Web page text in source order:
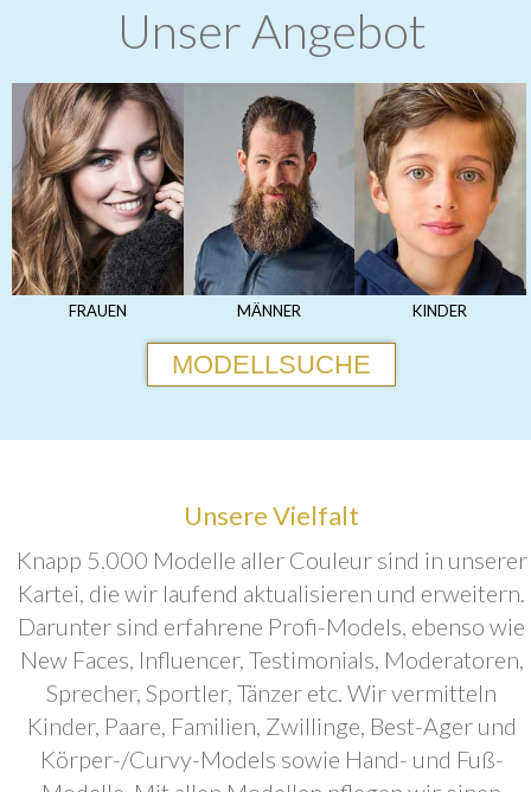
Unser Angebot
FRAUEN MÄNNER KINDER
MODELLSUCHE
Unsere Vielfalt
Knapp 5.000 Modelle aller Couleur sind in unserer
Kartei, die wir laufend aktualisieren und erweitern.
Darunter sind erfahrene Profi-Models, ebenso wie
New Faces, Influencer, Testimonials, Moderatoren,
Sprecher, Sportler, Tänzer etc. Wir vermitteln
Kinder, Paare, Familien, Zwillinge, Best-Ager und
Körper-/Curvy-Models sowie Hand- und Fuß-